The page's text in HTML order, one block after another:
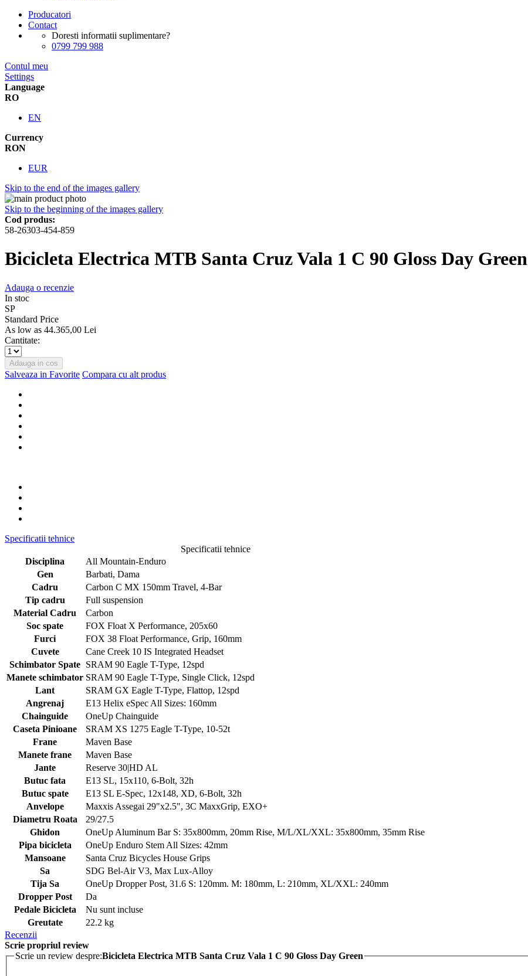
Producatori
Contact
Doresti informatii suplimentare?
0799 799 988
Contul meu
Settings
Language
RO
EN
Currency
RON
EUR
Skip to the end of the images gallery
Skip to the beginning of the images gallery
Cod produs:
58-26303-454-859
Bicicleta Electrica MTB Santa Cruz Vala 1 C 90 Gloss Day Green
Adauga o recenzie
In stoc
SP
Standard Price
As low as 44.365,00 Lei
Cantitate:
Adauga in cos
Salveaza in Favorite Compara cu alt produs
Specificatii tehnice
Specificatii tehnice
Disciplina
All Mountain-Enduro
Gen
Barbati, Dama
Cadru
Carbon C MX 150mm Travel, 4-Bar
Tip cadru
Full suspension
Material Cadru
Carbon
Soc spate
FOX Float X Performance, 205x60
Furci
FOX 38 Float Performance, Grip, 160mm
Cuvete
Cane Creek 10 IS Integrated Headset
Schimbator Spate SRAM 90 Eagle T-Type, 12spd
Manete schimbator SRAM 90 Eagle T-Type, Single Click, 12spd
Lant
SRAM GX Eagle T-Type, Flattop, 12spd
Angrenaj
E13 Helix eSpec All Sizes: 160mm
Chainguide
OneUp Chainguide
Caseta Pinioane
SRAM XS 1275 Eagle T-Type, 10-52t
Frane
Maven Base
Manete frane
Maven Base
Jante
Reserve 30|HD AL
Butuc fata
E13 SL, 15x110, 6-Bolt, 32h
Butuc spate
E13 SL E-Spec, 12x148, XD, 6-Bolt, 32h
Anvelope
Maxxis Assegai 29"x2.5", 3C MaxxGrip, EXO+
Diametru Roata
29/27.5
Ghidon
OneUp Aluminum Bar S: 35x800mm, 20mm Rise, M/L/XL/XXL: 35x800mm, 35mm Rise
Pipa bicicleta
OneUp Enduro Stem All Sizes: 42mm
Mansoane
Santa Cruz Bicycles House Grips
Sa
SDG Bel-Air V3, Max Lux-Alloy
Tija Sa
OneUp Dropper Post, 31.6 S: 120mm. M: 180mm, L: 210mm, XL/XXL: 240mm
Dropper Post
Da
Pedale Bicicleta
Nu sunt incluse
Greutate
22.2 kg
Recenzii
Scrie propriul review
Scrie un review despre:Bicicleta Electrica MTB Santa Cruz Vala 1 C 90 Gloss Day Green